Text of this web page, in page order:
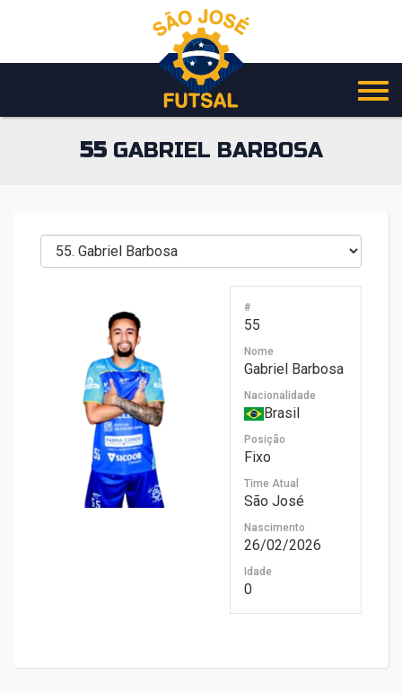
o
55GABRIEL BARBOSA
#
55
Nome
Gabriel Barbosa
Nacionalidade
Brasil
Posição
Fixo
Time Atual
São José
Nascimento
26/02/2026
Idade
0